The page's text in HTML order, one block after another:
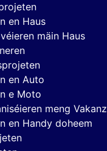
en Haus
mäin Haus
en Auto
e Moto
meng Vakanz
en Handy doheem